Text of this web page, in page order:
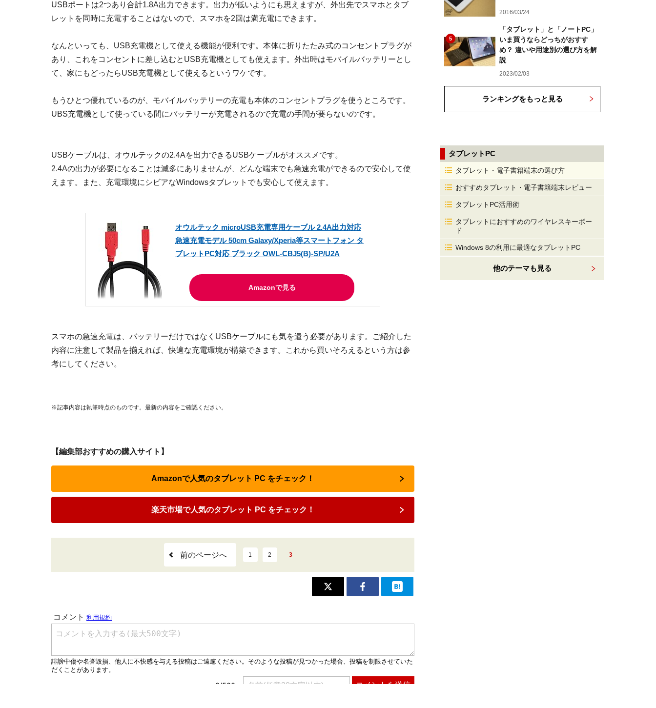
USBポートは2つあり合計1.8A出力できます。出力が低いようにも思えますが、外出先でスマホとタブ
レットを同時に充電することはないので、スマホを2回は満充電にできます。
なんといっても、USB充電機として使える機能が便利です。本体に折りたたみ式のコンセントプラグが
あり、これをコンセントに差し込むとUSB充電機としても使えます。外出時はモバイルバッテリーとし
て、家にもどったらUSB充電機として使えるというワケです。
もうひとつ優れているのが、モバイルバッテリーの充電も本体のコンセントプラグを使うところです。
UBS充電機として使っている間にバッテリーが充電されるので充電の手間が要らないのです。
USBケーブルは、オウルテックの2.4Aを出力できるUSBケーブルがオススメです。
2.4Aの出力が必要になることは滅多にありませんが、どんな端末でも急速充電ができるので安心して使
えます。また、充電環境にシビアなWindowsタブレットでも安心して使えます。
オウルテック microUSB充電専用ケーブル 2.4A出力対応
急速充電モデル 50cm Galaxy/Xperia等スマートフォン タ
ブレットPC対応 ブラック OWL-CBJ5(B)-SP/U2A
Amazonで見る
スマホの急速充電は、バッテリーだけではなくUSBケーブルにも気を遣う必要があります。ご紹介した
内容に注意して製品を揃えれば、快適な充電環境が構築できます。これから買いそろえるという方は参
考にしてください。
※記事内容は執筆時点のものです。最新の内容をご確認ください。
【編集部おすすめの購入サイト】
Amazonで人気のタブレット PC をチェック！
楽天市場で人気のタブレット PC をチェック！
前のページへ 1 2 3
2016/03/24
5
「タブレット」と「ノートPC」
いま買うならどっちがおすす
め？ 違いや用途別の選び方を解
説
2023/02/03
ランキングをもっと見る
タブレットPC
タブレット・電子書籍端末の選び方
おすすめタブレット・電子書籍端末レビュー
タブレットPC活用術
タブレットにおすすめのワイヤレスキーボー
ド
Windows 8の利用に最適なタブレットPC
他のテーマも見る